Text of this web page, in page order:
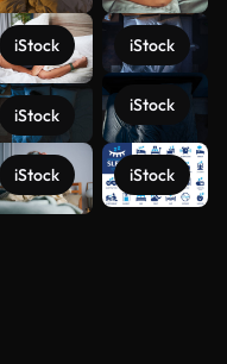
iStock
iStock
iStock
iStock
iStock
iStock